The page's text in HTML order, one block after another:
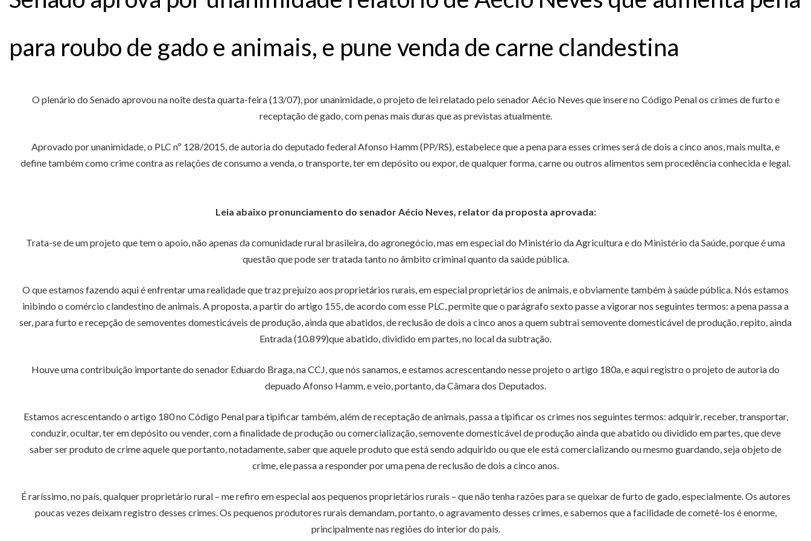
para roubo de gado e animais, e pune venda de carne clandestina
O plenário do Senado aprovou na noite desta quarta-feira (13/07), por unanimidade, o projeto de lei relatado pelo senador Aécio Neves que insere no Código Penal os crimes de furto e
receptação de gado, com penas mais duras que as previstas atualmente.
Aprovado por unanimidade, o PLC nº 128/2015, de autoria do deputado federal Afonso Hamm (PP/RS), estabelece que a pena para esses crimes será de dois a cinco anos, mais multa, e
define também como crime contra as relações de consumo a venda, o transporte, ter em depósito ou expor, de qualquer forma, carne ou outros alimentos sem procedência conhecida e legal.
Leia abaixo pronunciamento do senador Aécio Neves, relator da proposta aprovada:
Trata-se de um projeto que tem o apoio, não apenas da comunidade rural brasileira, do agronegócio, mas em especial do Ministério da Agricultura e do Ministério da Saúde, porque é uma
questão que pode ser tratada tanto no âmbito criminal quanto da saúde pública.
O que estamos fazendo aqui é enfrentar uma realidade que traz prejuízo aos proprietários rurais, em especial proprietários de animais, e obviamente também à saúde pública. Nós estamos
inibindo o comércio clandestino de animais. A proposta, a partir do artigo 155, de acordo com esse PLC, permite que o parágrafo sexto passe a vigorar nos seguintes termos: a pena passa a
ser, para furto e recepção de semoventes domesticáveis de produção, ainda que abatidos, de reclusão de dois a cinco anos a quem subtrai semovente domesticável de produção, repito, ainda
Entrada (10.899)que abatido, dividido em partes, no local da subtração.
Houve uma contribuição importante do senador Eduardo Braga, na CCJ, que nós sanamos, e estamos acrescentando nesse projeto o artigo 180a, e aqui registro o projeto de autoria do
depuado Afonso Hamm, e veio, portanto, da Câmara dos Deputados.
Estamos acrescentando o artigo 180 no Código Penal para tipificar também, além de receptação de animais, passa a tipificar os crimes nos seguintes termos: adquirir, receber, transportar,
conduzir, ocultar, ter em depósito ou vender, com a finalidade de produção ou comercialização, semovente domesticável de produção ainda que abatido ou dividido em partes, que deve
saber ser produto de crime aquele que portanto, notadamente, saber que aquele produto que está sendo adquirido ou que ele está comercializando ou mesmo guardando, seja objeto de
crime, ele passa a responder por uma pena de reclusão de dois a cinco anos.
É raríssimo, no país, qualquer proprietário rural – me refiro em especial aos pequenos proprietários rurais – que não tenha razões para se queixar de furto de gado, especialmente. Os autores
poucas vezes deixam registro desses crimes. Os pequenos produtores rurais demandam, portanto, o agravamento desses crimes, e sabemos que a facilidade de cometê-los é enorme,
principalmente nas regiões do interior do país.